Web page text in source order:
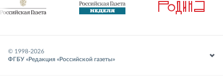
© 1998-2026
ФГБУ «Редакция «Российской газеты»